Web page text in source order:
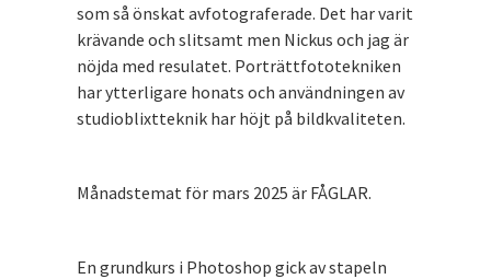
som så önskat avfotograferade. Det har varit
krävande och slitsamt men Nickus och jag är
nöjda med resulatet. Porträttfototekniken
har ytterligare honats och användningen av
studioblixtteknik har höjt på bildkvaliteten.
Månadstemat för mars 2025 är FÅGLAR.
En grundkurs i Photoshop gick av stapeln